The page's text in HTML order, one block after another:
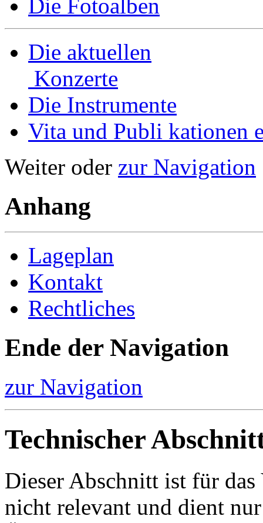
Die Fotoalben
Die aktuellen
Konzerte
Die Instrumente
Vita und Publi­ kationen
Weiter oder zur Navigation
Anhang
Lageplan
Kontakt
Rechtliches
Ende der Navigation
zur Navigation
Technischer
Dieser Abschnitt ist für das
nicht relevant und dient